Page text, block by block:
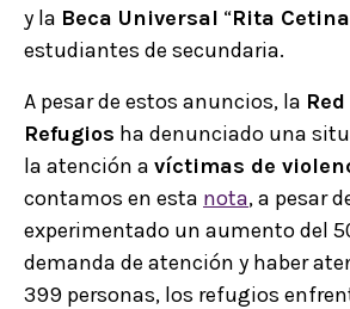
y la Beca Universal “Rita Cetina
estudiantes de secundaria.
A pesar de estos anuncios, la
Refugios ha denunciado una
la atención a víctimas de
contamos en esta nota, a pesar
experimentado un aumento del
demanda de atención y haber
399 personas, los refugios